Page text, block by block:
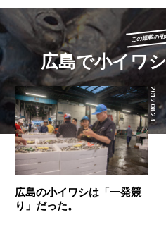
この連載の
広島で小イワ
2019.08.28
広島の小イワシは「一発競
り」だった。